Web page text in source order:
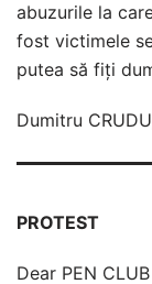
abuzurile la
fost victimele
putea să fiți
Dumitru
PROTEST
Dear PEN